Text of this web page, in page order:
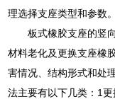
理选择支座类型和参数。
板式橡胶支座的竖
材料老化及更换支座橡
害情况、结构形式和处
法主要有以下几类：1